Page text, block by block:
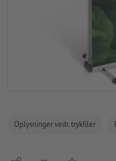
Oplysninger vedr. trykfiler